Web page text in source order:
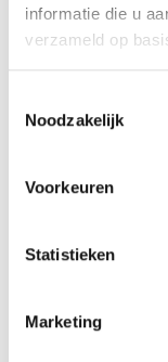
informatie die u
verzameld op
Noodzakelijk
Voorkeuren
Statistieken
Marketing